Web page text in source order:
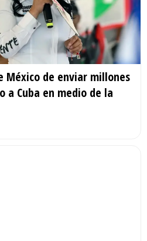
México de enviar millones
a Cuba en medio de la